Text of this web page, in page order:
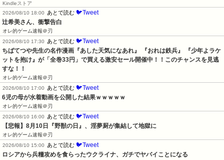
Kindleストア
2026/08/10 18:00
あとで読む 🐦Tweet
辻希美さん、衝撃告白
オレ的ゲーム速報＠刃
2026/08/10 17:30
あとで読む 🐦Tweet
ちばてつや先生の名作漫画『あした天気になあれ』 『おれは鉄兵』 『少年よラケ
ットを抱け』が「全巻33円」で買える激安セール開催中！！このチャンスを見逃
すな！！
オレ的ゲーム速報＠刃
2026/08/10 17:00
あとで読む 🐦Tweet
6児の母が水着動画を公開した結果ｗｗｗｗｗ
オレ的ゲーム速報＠刃
2026/08/10 16:00
あとで読む 🐦Tweet
【悲報】8月10日『野獣の日』、淫夢厨が集結して地獄に
オレ的ゲーム速報＠刃
2026/08/10 15:00
あとで読む 🐦Tweet
ロシアから兵糧攻めを食らったウクライナ、ガチでヤバイことになる